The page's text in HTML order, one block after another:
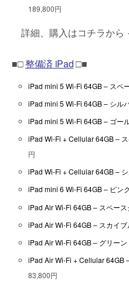
189,800円
詳細、購入はコチラか
■□整備済 iPad□■
iPad mini 5 Wi-Fi 64GB – スペ
iPad mini 5 Wi-Fi 64GB – シル
iPad mini 5 Wi-Fi 64GB – ゴー
iPad Wi-Fi + Cellular 64GB –
円
iPad Wi-Fi + Cellular 64GB – シ
iPad mini 6 Wi-Fi 64GB – ピン
iPad Air Wi-Fi 64GB – スペース
iPad Air Wi-Fi 64GB – スカイブ
iPad Air Wi-Fi 64GB – グリーン
iPad Air Wi-Fi + Cellular 64GB
83,800円